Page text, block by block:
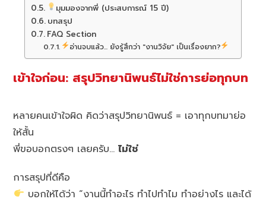
มุมมองจากพี่ (ประสบการณ์ 15 ปี)
บทสรุป
FAQ Section
อ่านจบแล้ว... ยังรู้สึกว่า "งานวิจัย" เป็นเรื่องยาก?
เข้าใจก่อน: สรุปวิทยานิพนธ์ไม่ใช่การย่อทุกบท
หลายคนเข้าใจผิด คิดว่าสรุปวิทยานิพนธ์ = เอาทุกบทมาย่อ
ให้สั้น
พี่ขอบอกตรงๆ เลยครับ…ไม่ใช่
การสรุปที่ดีคือ
บอกให้ได้ว่า “งานนี้ทำอะไร ทำไปทำไม ทำอย่างไร และได้